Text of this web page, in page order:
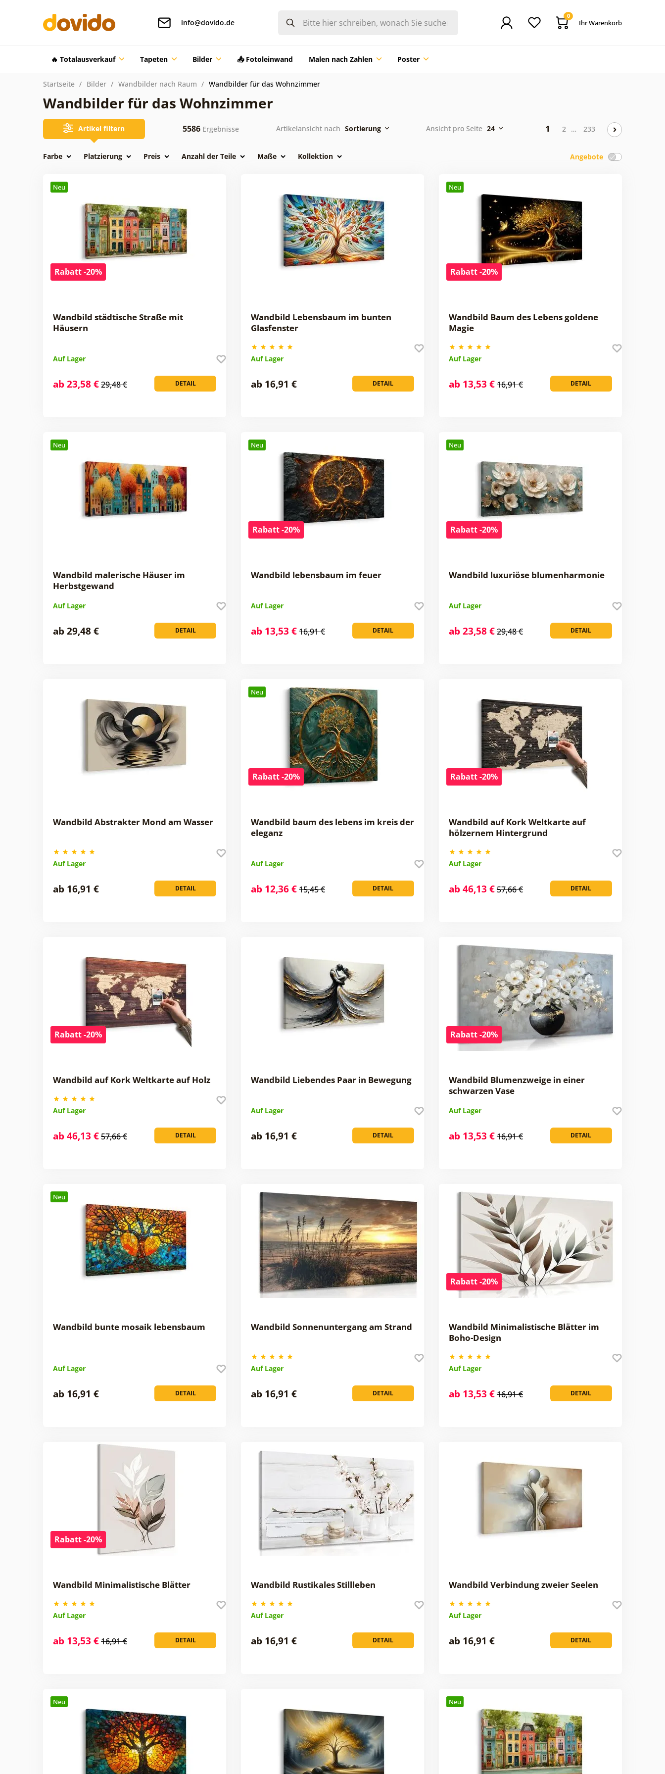
info@dovido.de
0
Ihr Warenkorb
🔥 Totalausverkauf Tapeten Bilder 📤 Fotoleinwand Malen nach Zahlen Poster
Startseite Bilder Wandbilder nach Raum Wandbilder für das Wohnzimmer
Wandbilder für das Wohnzimmer
Artikel filtern 5586Ergebnisse Artikelansicht nach Sortierung Ansicht pro Seite 24 1 2 … 233
Angebote
Farbe Platzierung Preis Anzahl der Teile Maße Kollektion
Neu
Rabatt -20%
Wandbild städtische Straße mit
Häusern
Auf Lager
DETAIL
ab 23,58 €29,48 €
Wandbild Lebensbaum im bunten
Glasfenster
Auf Lager
DETAIL
ab 16,91 €
Neu
Rabatt -20%
Wandbild Baum des Lebens goldene
Magie
Auf Lager
DETAIL
ab 13,53 €16,91 €
Neu
Wandbild malerische Häuser im
Herbstgewand
Auf Lager
DETAIL
ab 29,48 €
Neu
Rabatt -20%
Wandbild lebensbaum im feuer
Auf Lager
DETAIL
ab 13,53 €16,91 €
Neu
Rabatt -20%
Wandbild luxuriöse blumenharmonie
Auf Lager
DETAIL
ab 23,58 €29,48 €
Wandbild Abstrakter Mond am Wasser
Auf Lager
DETAIL
ab 16,91 €
Neu
Rabatt -20%
Wandbild baum des lebens im kreis der
eleganz
Auf Lager
DETAIL
ab 12,36 €15,45 €
Rabatt -20%
Wandbild auf Kork Weltkarte auf
hölzernem Hintergrund
Auf Lager
DETAIL
ab 46,13 €57,66 €
Rabatt -20%
Wandbild auf Kork Weltkarte auf Holz
Auf Lager
DETAIL
ab 46,13 €57,66 €
Wandbild Liebendes Paar in Bewegung
Auf Lager
DETAIL
ab 16,91 €
Rabatt -20%
Wandbild Blumenzweige in einer
schwarzen Vase
Auf Lager
DETAIL
ab 13,53 €16,91 €
Neu
Wandbild bunte mosaik lebensbaum
Auf Lager
DETAIL
ab 16,91 €
Wandbild Sonnenuntergang am Strand
Auf Lager
DETAIL
ab 16,91 €
Rabatt -20%
Wandbild Minimalistische Blätter im
Boho-Design
Auf Lager
DETAIL
ab 13,53 €16,91 €
Rabatt -20%
Wandbild Minimalistische Blätter
Auf Lager
DETAIL
ab 13,53 €16,91 €
Wandbild Rustikales Stillleben
Auf Lager
DETAIL
ab 16,91 €
Wandbild Verbindung zweier Seelen
Auf Lager
DETAIL
ab 16,91 €
Neu Neu